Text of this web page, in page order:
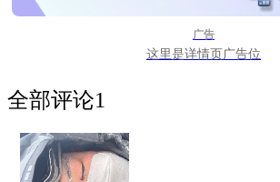
广告
这里是详情页广告位
全部评论1